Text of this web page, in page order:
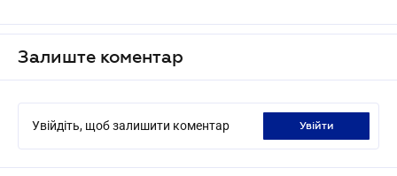
Залиште коментар
Увійдіть, щоб залишити коментар увійти